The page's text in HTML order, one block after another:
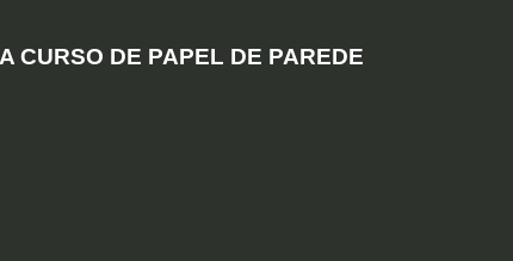
CURSO DE PAPEL DE PAREDE